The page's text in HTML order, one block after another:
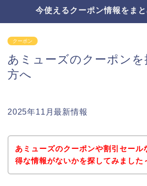
今使えるクーポン情報をま
クーポン
あミューズのクーポンを
方へ
2025年11月最新情報
あミューズのクーポンや割引セール
得な情報がないかを探してみました